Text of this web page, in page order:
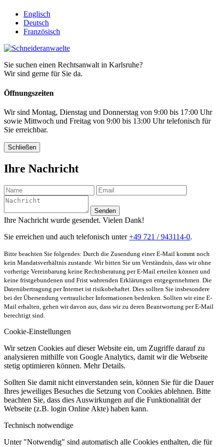
Englisch
Deutsch
Französisch
Sie suchen einen Rechtsanwalt in Karlsruhe?
Wir sind gerne für Sie da.
Öffnungszeiten
Wir sind Montag, Dienstag und Donnerstag von 9:00 bis 17:00 Uhr
sowie Mittwoch und Freitag von 9:00 bis 13:00 Uhr telefonisch für
Sie erreichbar.
Schließen
Ihre Nachricht
Senden
Ihre Nachricht wurde gesendet. Vielen Dank!
Sie erreichen und auch telefonisch unter+49 721 / 943114-0.
Bitte beachten Sie folgendes: Durch die Zusendung einer E-Mail kommt noch
kein Mandatsverhältnis zustande. Wir bitten Sie um Verständnis, dass wir ohne
vorherige Vereinbarung keine Rechtsberatung per E-Mail erteilen können und
keine fristgebundenen und Frist wahrenden Erklärungen entgegennehmen. Die
Datenübertragung per Internet ist risikobehaftet. Dies sollten Sie insbesondere
bei der Übersendung vertraulicher Informationen bedenken. Sollten wir eine E-
Mail erhalten, gehen wir davon aus, dass wir zu deren Beantwortung per E-Mail
berechtigt sind.
Cookie-Einstellungen
Wir setzen Cookies auf dieser Website ein, um Zugriffe darauf zu
analysieren mithilfe von Google Analytics, damit wir die Webseite
stetig optimieren können. Mehr Details.
Sollten Sie damit nicht einverstanden sein, können Sie für die Dauer
Ihres jeweiliges Besuches die Setzung von Cookies ablehnen. Bitte
beachten Sie, dass dies Auswirkungen auf die Funktionalität der
Webseite (z.B. login Online Akte) haben kann.
Technisch notwendige
Unter "Notwendig" sind automatisch alle Cookies enthalten, die für